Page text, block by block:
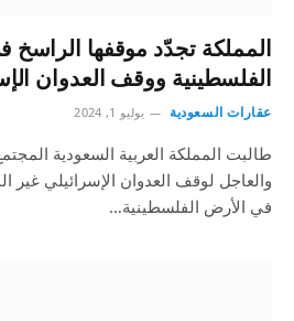
المملكة تجدّد موقفها الراسخ
الفلسطينية ووقف العدوان
عقارات السعودية يوليو 1, 2024
طالبت المملكة العربية السعودية
والعاجل لوقف العدوان الإسرائيلي غير
في الأرض الفلسطينية…